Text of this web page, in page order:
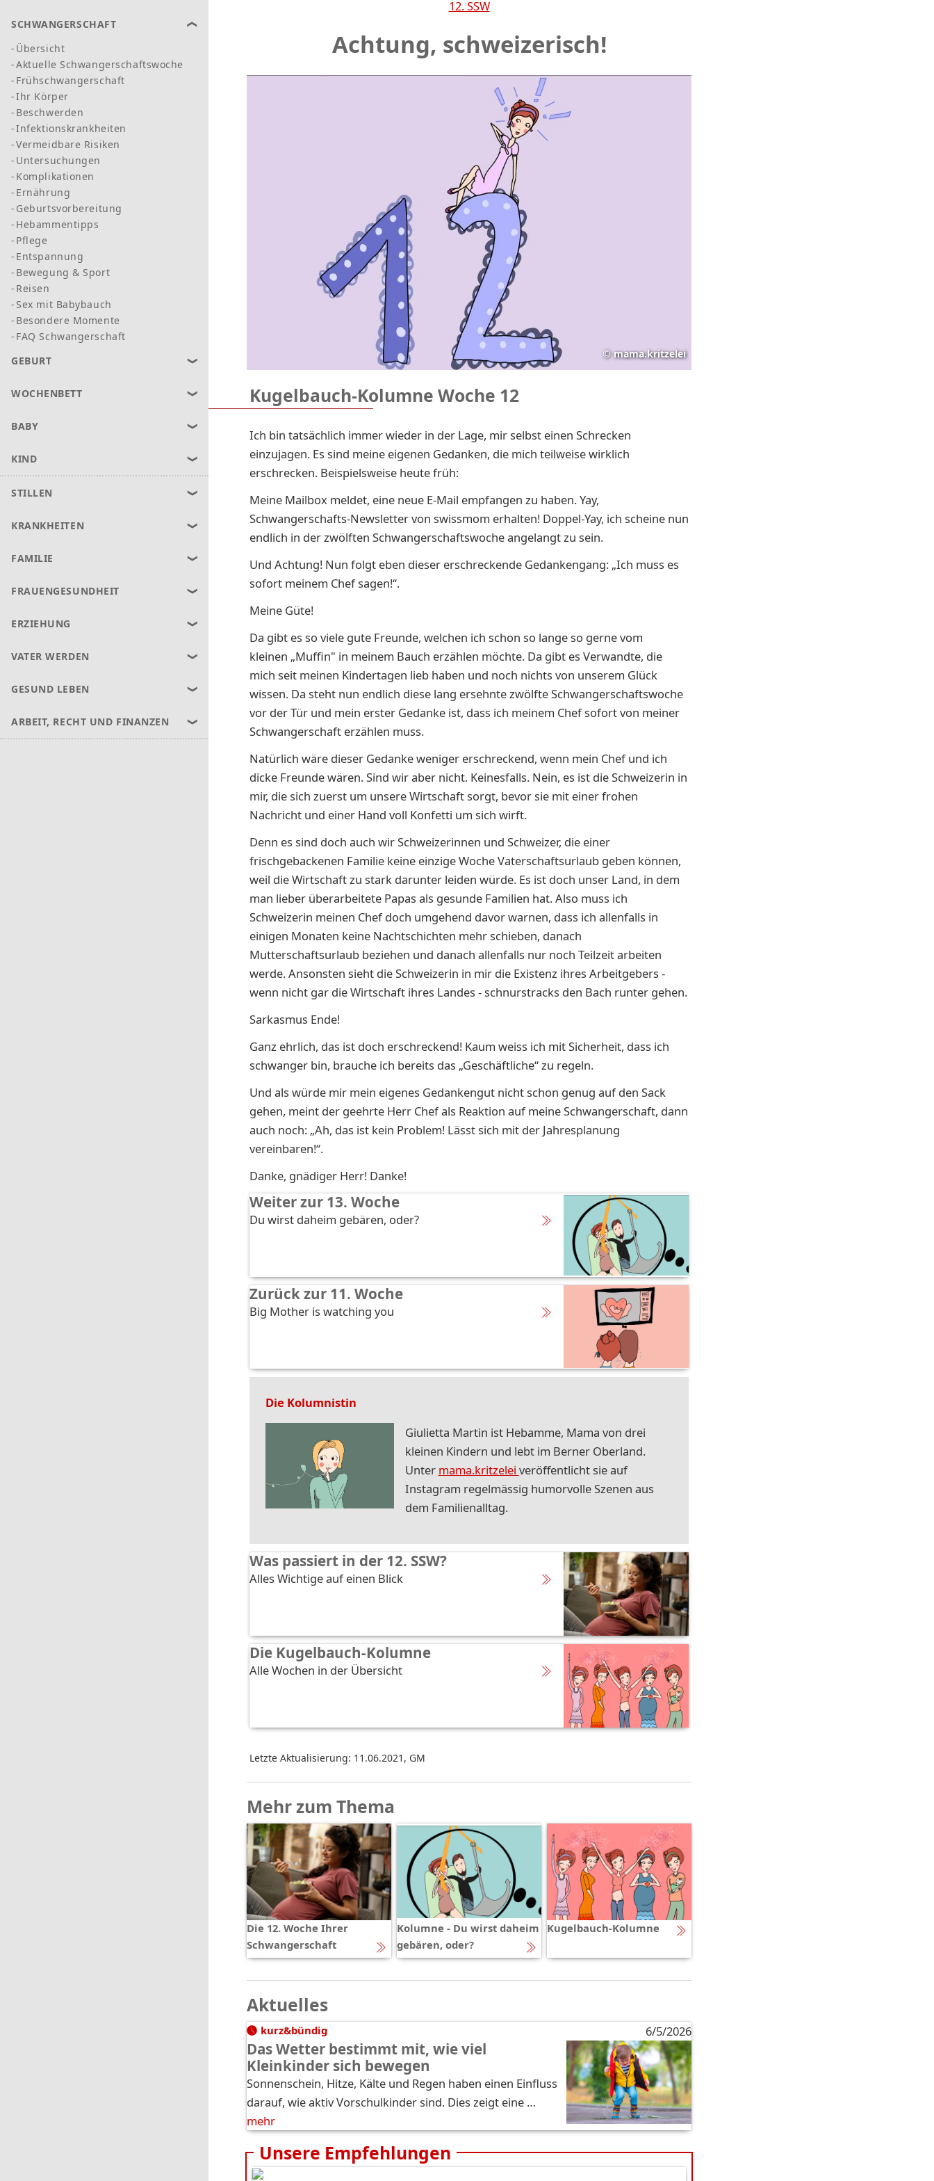
SCHWANGERSCHAFT
Übersicht
Aktuelle Schwangerschaftswoche
Frühschwangerschaft
Ihr Körper
Beschwerden
Infektionskrankheiten
Vermeidbare Risiken
Untersuchungen
Komplikationen
Ernährung
Geburtsvorbereitung
Hebammentipps
Pflege
Entspannung
Bewegung & Sport
Reisen
Sex mit Babybauch
Besondere Momente
FAQ Schwangerschaft
GEBURT
WOCHENBETT
BABY
KIND
STILLEN
KRANKHEITEN
FAMILIE
FRAUENGESUNDHEIT
ERZIEHUNG
VATER WERDEN
GESUND LEBEN
ARBEIT, RECHT UND FINANZEN
12. SSW
Achtung, schweizerisch!
© mama.kritzelei
Kugelbauch-Kolumne Woche 12
Ich bin tatsächlich immer wieder in der Lage, mir selbst einen Schrecken
einzujagen. Es sind meine eigenen Gedanken, die mich teilweise wirklich
erschrecken. Beispielsweise heute früh:
Meine Mailbox meldet, eine neue E-Mail empfangen zu haben. Yay,
Schwangerschafts-Newsletter von swissmom erhalten! Doppel-Yay, ich scheine nun
endlich in der zwölften Schwangerschaftswoche angelangt zu sein.
Und Achtung! Nun folgt eben dieser erschreckende Gedankengang: „Ich muss es
sofort meinem Chef sagen!“.
Meine Güte!
Da gibt es so viele gute Freunde, welchen ich schon so lange so gerne vom
kleinen „Muffin" in meinem Bauch erzählen möchte. Da gibt es Verwandte, die
mich seit meinen Kindertagen lieb haben und noch nichts von unserem Glück
wissen. Da steht nun endlich diese lang ersehnte zwölfte Schwangerschaftswoche
vor der Tür und mein erster Gedanke ist, dass ich meinem Chef sofort von meiner
Schwangerschaft erzählen muss.
Natürlich wäre dieser Gedanke weniger erschreckend, wenn mein Chef und ich
dicke Freunde wären. Sind wir aber nicht. Keinesfalls. Nein, es ist die Schweizerin in
mir, die sich zuerst um unsere Wirtschaft sorgt, bevor sie mit einer frohen
Nachricht und einer Hand voll Konfetti um sich wirft.
Denn es sind doch auch wir Schweizerinnen und Schweizer, die einer
frischgebackenen Familie keine einzige Woche Vaterschaftsurlaub geben können,
weil die Wirtschaft zu stark darunter leiden würde. Es ist doch unser Land, in dem
man lieber überarbeitete Papas als gesunde Familien hat. Also muss ich
Schweizerin meinen Chef doch umgehend davor warnen, dass ich allenfalls in
einigen Monaten keine Nachtschichten mehr schieben, danach
Mutterschaftsurlaub beziehen und danach allenfalls nur noch Teilzeit arbeiten
werde. Ansonsten sieht die Schweizerin in mir die Existenz ihres Arbeitgebers -
wenn nicht gar die Wirtschaft ihres Landes - schnurstracks den Bach runter gehen.
Sarkasmus Ende!
Ganz ehrlich, das ist doch erschreckend! Kaum weiss ich mit Sicherheit, dass ich
schwanger bin, brauche ich bereits das „Geschäftliche“ zu regeln.
Und als würde mir mein eigenes Gedankengut nicht schon genug auf den Sack
gehen, meint der geehrte Herr Chef als Reaktion auf meine Schwangerschaft, dann
auch noch: „Ah, das ist kein Problem! Lässt sich mit der Jahresplanung
vereinbaren!“.
Danke, gnädiger Herr! Danke!
Weiter zur 13. Woche
Du wirst daheim gebären, oder?
Zurück zur 11. Woche
Big Mother is watching you
Die Kolumnistin
Giulietta Martin ist Hebamme, Mama von drei
kleinen Kindern und lebt im Berner Oberland.
Unter mama.kritzelei veröffentlicht sie auf
Instagram regelmässig humorvolle Szenen aus
dem Familienalltag.
Was passiert in der 12. SSW?
Alles Wichtige auf einen Blick
Die Kugelbauch-Kolumne
Alle Wochen in der Übersicht
Letzte Aktualisierung: 11.06.2021 , GM
Mehr zum Thema
Die 12. Woche Ihrer
Schwangerschaft
Kolumne - Du wirst daheim
gebären, oder?
Kugelbauch-Kolumne
Aktuelles
kurz&bündig 6/5/2026
Das Wetter bestimmt mit, wie viel
Kleinkinder sich bewegen
Sonnenschein, Hitze, Kälte und Regen haben einen Einfluss
darauf, wie aktiv Vorschulkinder sind. Dies zeigt eine …
mehr
Unsere Empfehlungen